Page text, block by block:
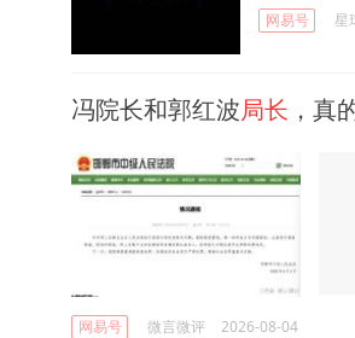
网易号 星
冯院长和郭红波局长 ，真
网易号 微言微评 2026-08-04